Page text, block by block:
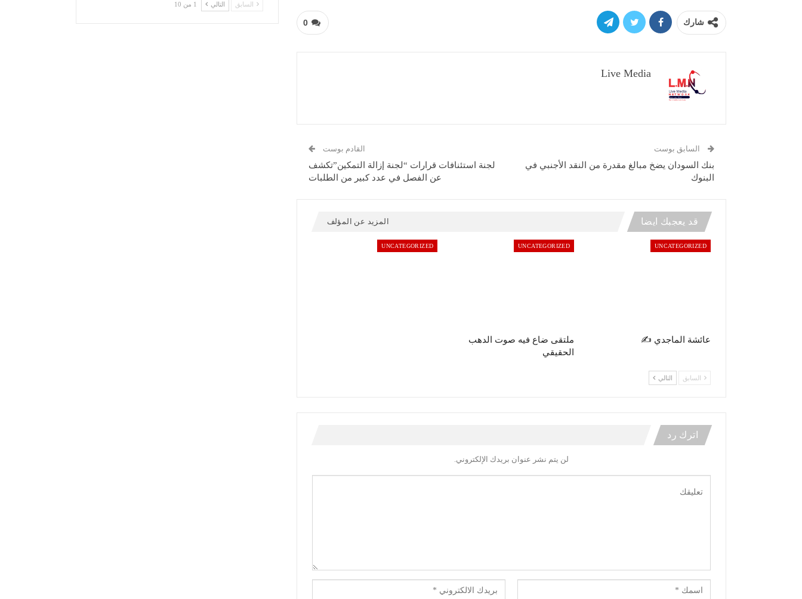
0 شارك
Live Media
السابق بوست
بنك السودان يضخ مبالغ مقدرة من النقد الأجنبي في
البنوك
القادم بوست
لجنة استئنافات قرارات “لجنة إزالة التمكين”تكشف
عن الفصل في عدد كبير من الطلبات
قد يعجبك ايضا المزيد عن المؤلف
UNCATEGORIZED
عائشة الماجدي ✍️
UNCATEGORIZED
ملتقى ضاع فيه صوت الدهب
الحقيقي
UNCATEGORIZED
السابق التالي
اترك رد
لن يتم نشر عنوان بريدك الإلكتروني.
السابق التالي 1 من 10